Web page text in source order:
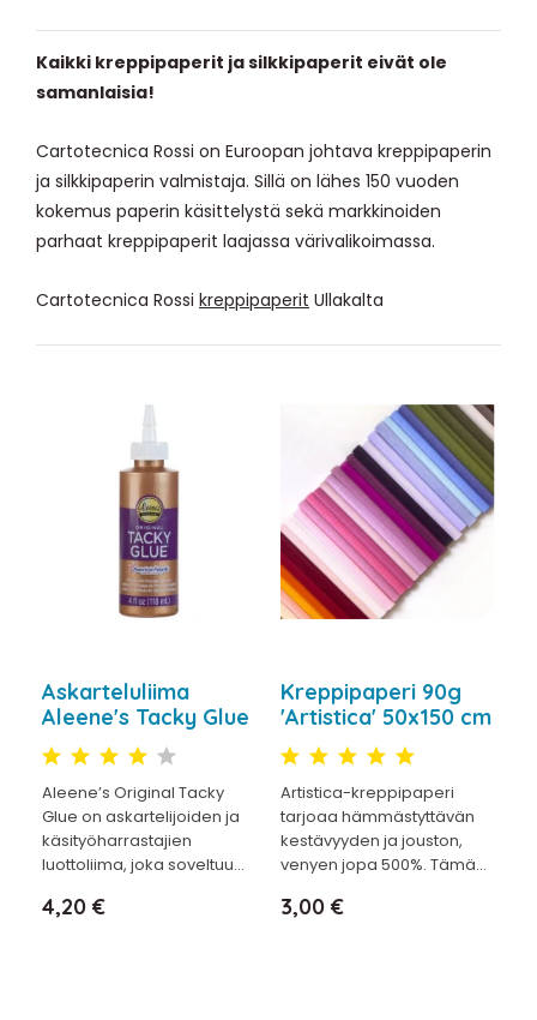
Kaikki kreppipaperit ja silkkipaperit eivät ole
samanlaisia!
Cartotecnica Rossi on Euroopan johtava kreppipaperin
ja silkkipaperin valmistaja. Sillä on lähes 150 vuoden
kokemus paperin käsittelystä sekä markkinoiden
parhaat kreppipaperit laajassa värivalikoimassa.
Cartotecnica Rossi kreppipaperit Ullakalta
Askarteluliima
Aleene's Tacky Glue
Aleene’s Original Tacky
Glue on askartelijoiden ja
käsityöharrastajien
luottoliima, joka soveltuu...
Hinta
4,20 €
Kreppipaperi 90g
'Artistica' 50x150 cm
Artistica-kreppipaperi
tarjoaa hämmästyttävän
kestävyyden ja jouston,
venyen jopa 500%. Tämä...
Hinta
3,00 €